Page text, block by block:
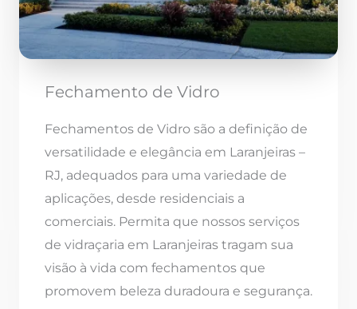
Fechamento de Vidro
Fechamentos de Vidro são a definição de
versatilidade e elegância em Laranjeiras –
RJ, adequados para uma variedade de
aplicações, desde residenciais a
comerciais. Permita que nossos serviços
de vidraçaria em Laranjeiras tragam sua
visão à vida com fechamentos que
promovem beleza duradoura e segurança.